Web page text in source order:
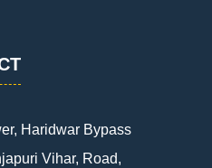
Haridwar Bypass
Vihar, Road,